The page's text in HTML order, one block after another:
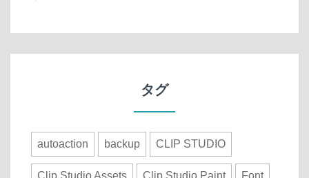
タグ
autoaction backup CLIP STUDIO